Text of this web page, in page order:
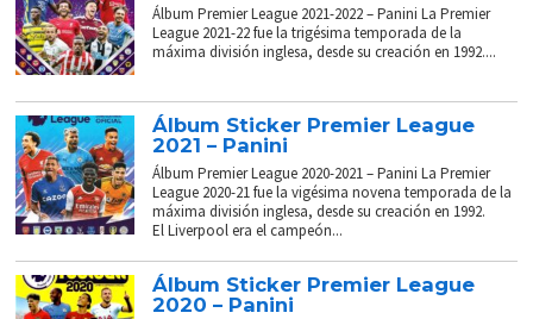
Álbum Premier League 2021-2022 – Panini La Premier
League 2021-22 fue la trigésima temporada de la
máxima división inglesa, desde su creación en 1992....
Álbum Sticker Premier League
2021 – Panini
Álbum Premier League 2020-2021 – Panini La Premier
League 2020-21 fue la vigésima novena temporada de la
máxima división inglesa, desde su creación en 1992.
El Liverpool era el campeón...
Álbum Sticker Premier League
2020 – Panini